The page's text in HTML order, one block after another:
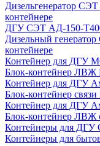
Дизельгенератор
контейнере
ДГУ СЭТ АД-150-
Дизельный
контейнере
Контейнер для ДГУ
Блок-контейнер
Контейнер для ДГУ
Блок-контейнер связи
Контейнер для ДГУ
Блок-контейнер
Контейнеры для
Контейнеры для